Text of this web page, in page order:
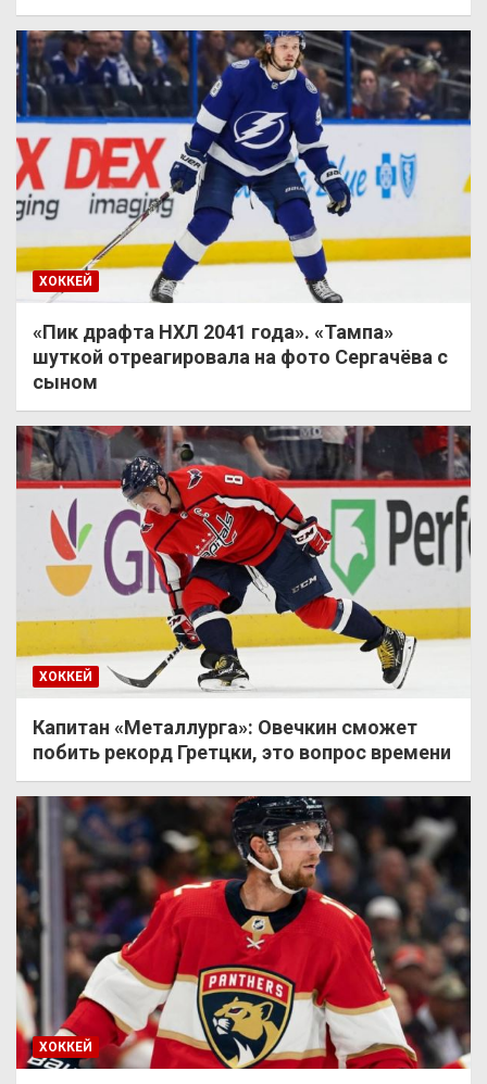
ХОККЕЙ
«Пик драфта НХЛ 2041 года». «Тампа»
шуткой отреагировала на фото Сергачёва с
сыном
ХОККЕЙ
Капитан «Металлурга»: Овечкин сможет
побить рекорд Гретцки, это вопрос времени
ХОККЕЙ